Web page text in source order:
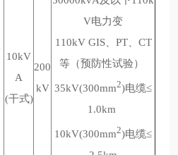
10kV
A
(干式)
200
kV
V电力变
110kV GIS、PT、CT
等（预防性试验）
35kV(300mm2)电缆≤
1.0km
10kV(300mm2)电缆≤